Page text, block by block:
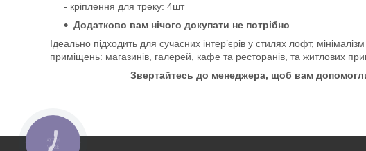
- кріплення для треку: 4шт
Додатково вам нічого докупати не потрібно
Ідеально підходить для сучасних інтер’єрів у стилях лофт,
приміщень: магазинів, галерей, кафе та ресторанів, та житлових
Звертайтесь до менеджера, щоб вам
КНОПКА
ЗВ'ЯЗКУ